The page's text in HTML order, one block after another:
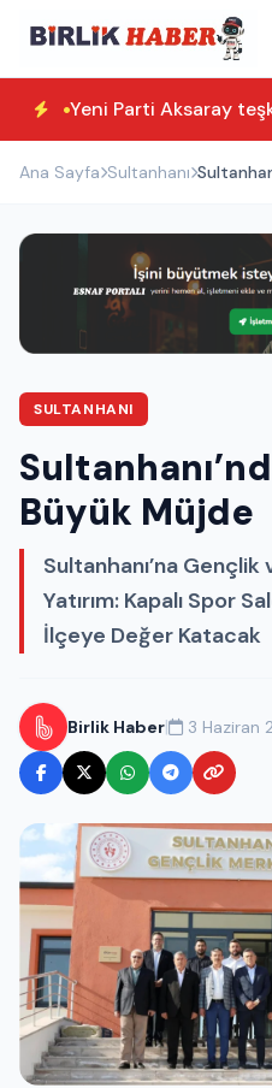
Yeni Parti Aksaray
Ana Sayfa Sultanhanı
SULTANHANI
Büyük Müjde
Sultanhanı’na
Yatırım: Kapalı Spor
İlçeye Değer Katacak
Birlik Haber| 3 Haziran